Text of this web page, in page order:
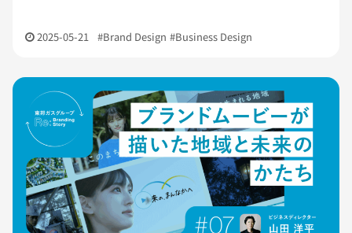
2025-05-21 #Brand Design #Business Design